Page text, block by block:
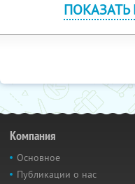
Компания
Основное
Публикации о нас